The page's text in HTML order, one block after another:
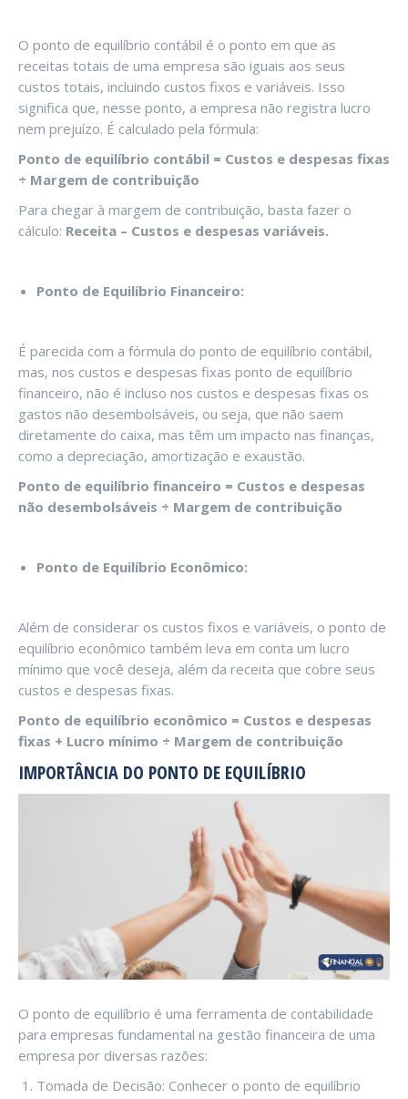
O ponto de equilíbrio contábil é o ponto em que as
receitas totais de uma empresa são iguais aos seus
custos totais, incluindo custos fixos e variáveis. Isso
significa que, nesse ponto, a empresa não registra lucro
nem prejuízo. É calculado pela fórmula:
Ponto de equilíbrio contábil = Custos e despesas fixas
÷ Margem de contribuição
Para chegar à margem de contribuição, basta fazer o
cálculo: Receita – Custos e despesas variáveis.
Ponto de Equilíbrio Financeiro:
É parecida com a fórmula do ponto de equilíbrio contábil,
mas, nos custos e despesas fixas ponto de equilíbrio
financeiro, não é incluso nos custos e despesas fixas os
gastos não desembolsáveis, ou seja, que não saem
diretamente do caixa, mas têm um impacto nas finanças,
como a depreciação, amortização e exaustão.
Ponto de equilíbrio financeiro = Custos e despesas
não desembolsáveis ÷ Margem de contribuição
Ponto de Equilíbrio Econômico:
Além de considerar os custos fixos e variáveis, o ponto de
equilíbrio econômico também leva em conta um lucro
mínimo que você deseja, além da receita que cobre seus
custos e despesas fixas.
Ponto de equilíbrio econômico = Custos e despesas
fixas + Lucro mínimo ÷ Margem de contribuição
IMPORTÂNCIA DO PONTO DE EQUILÍBRIO
O ponto de equilíbrio é uma ferramenta de contabilidade
para empresas fundamental na gestão financeira de uma
empresa por diversas razões:
Tomada de Decisão: Conhecer o ponto de equilíbrio